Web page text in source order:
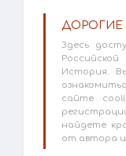
ДОРОГИЕ
Здесь
История.
сайте
найдете
от автора